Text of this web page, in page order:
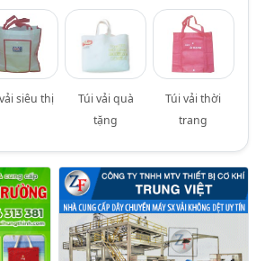
siêu thị
Túi vải quà
tặng
Túi vải thời
trang